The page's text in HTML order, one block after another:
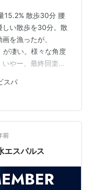
15.2% 散歩30分 腰
しい散歩を30分。散
を漁ったが、
凄い。様々な角度
やー。最終回楽し
ことに巻き込まれ
がない。3人がどう
か。続きが気にな
アビスパ福岡VSサ
約していないの
スパ
前
ビスパ福岡 VS 清水エスパルス